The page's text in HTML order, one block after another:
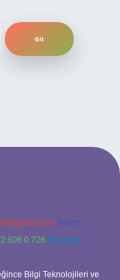
Teams:
606 0 726 Telegram:
Bilgi Teknolojileri ve